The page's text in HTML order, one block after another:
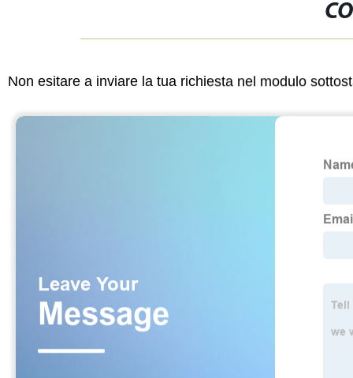
Non esitare a inviare la tua richiesta nel modulo